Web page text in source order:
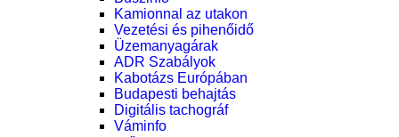
Kamionnal az utakon
Vezetési és pihenőidő
Üzemanyagárak
ADR Szabályok
Kabotázs Európában
Budapesti behajtás
Digitális tachográf
Váminfo